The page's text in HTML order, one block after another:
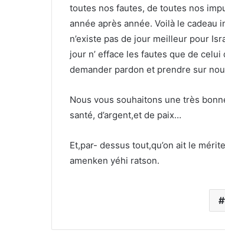
toutes nos fautes, de toutes nos
année après année. Voilà le cadeau
n’existe pas de jour meilleur pour
jour n’ efface les fautes que de
demander pardon et prendre sur
Nous vous souhaitons une très
santé, d’argent,et de paix…
Et,par- dessus tout,qu’on ait le
amenken yéhi ratson.